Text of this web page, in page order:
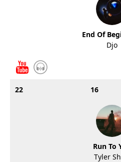
End Of
Djo
22 16
Run To
Tyler